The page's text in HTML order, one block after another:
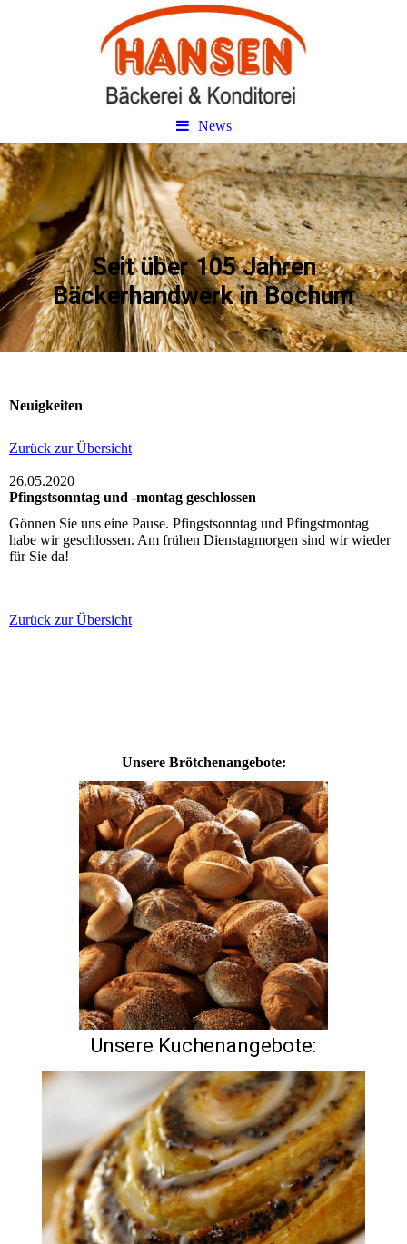
News
Seit über 105 Jahren
Bäckerhandwerk in Bochum
Neuigkeiten
Zurück zur Übersicht
26.05.2020
Pfingstsonntag und -montag geschlossen
Gönnen Sie uns eine Pause. Pfingstsonntag und Pfingstmontag
habe wir geschlossen. Am frühen Dienstagmorgen sind wir wieder
für Sie da!
Zurück zur Übersicht
Unsere Brötchenangebote:
Unsere Kuchenangebote: